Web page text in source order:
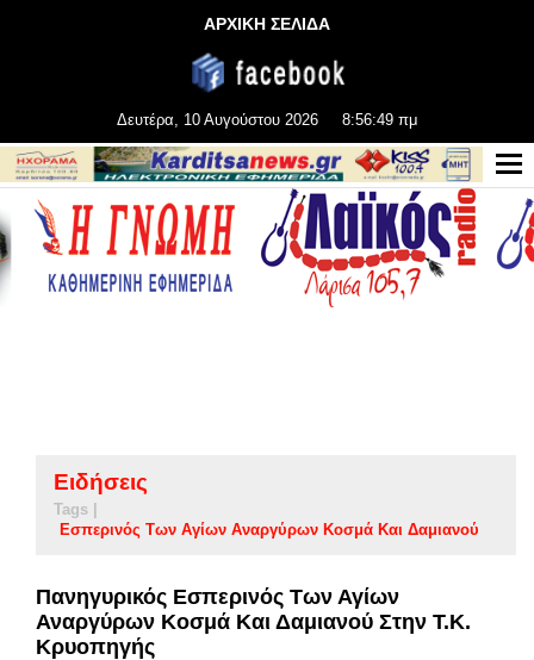
ΑΡΧΙΚΗ ΣΕΛΙΔΑ
Δευτέρα, 10 Αυγούστου 2026 8:56:50 πμ
Ειδήσεις
Tags |
Εσπερινός Των Αγίων Αναργύρων Κοσμά Και Δαμιανού
Πανηγυρικός Εσπερινός Των Αγίων
Αναργύρων Κοσμά Και Δαμιανού Στην Τ.Κ.
Κρυοπηγής